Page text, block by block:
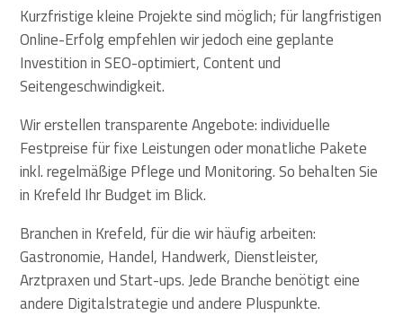
Kurzfristige kleine Projekte sind möglich; für langfristigen
Online-Erfolg empfehlen wir jedoch eine geplante
Investition in SEO-optimiert, Content und
Seitengeschwindigkeit.
Wir erstellen transparente Angebote: individuelle
Festpreise für fixe Leistungen oder monatliche Pakete
inkl. regelmäßige Pflege und Monitoring. So behalten Sie
in Krefeld Ihr Budget im Blick.
Branchen in Krefeld, für die wir häufig arbeiten:
Gastronomie, Handel, Handwerk, Dienstleister,
Arztpraxen und Start-ups. Jede Branche benötigt eine
andere Digitalstrategie und andere Pluspunkte.